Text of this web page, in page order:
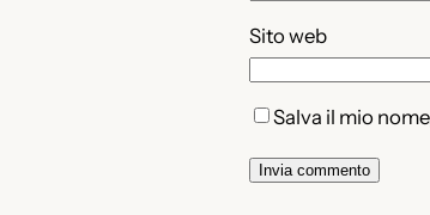
Sito web
Salva il mio